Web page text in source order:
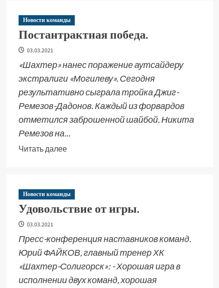
Новости команды
Постантрактная победа.
03.03.2021
«Шахтер» нанес поражение аутсайдеру
экстралиги «Могилеву». Сегодня
результативно сыграла тройка Джиг-
Ремезов-Дадонов. Каждый из форвардов
отметился заброшенной шайбой. Никита
Ремезов на...
Читать далее
Новости команды
Удовольствие от игры.
03.03.2021
Пресс-конференция наставников команд.
Юрий ФАЙКОВ, главный тренер ХК
«Шахтер-Солигорск»: - Хорошая игра в
исполнении двух команд, хорошая